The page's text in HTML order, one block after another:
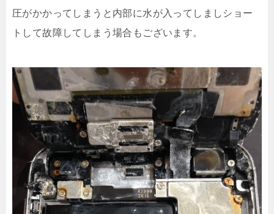
圧がかかってしまうと内部に水が入ってしましショー
トして故障してしまう場合もございます。